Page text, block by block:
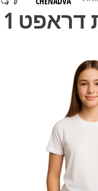
דראפט 1